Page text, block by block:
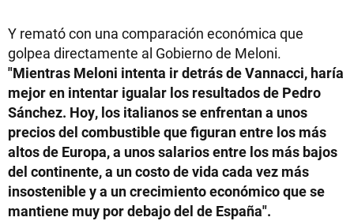
Y remató con una comparación económica que
golpea directamente al Gobierno de Meloni.
"Mientras Meloni intenta ir detrás de Vannacci, haría
mejor en intentar igualar los resultados de Pedro
Sánchez. Hoy, los italianos se enfrentan a unos
precios del combustible que figuran entre los más
altos de Europa, a unos salarios entre los más bajos
del continente, a un costo de vida cada vez más
insostenible y a un crecimiento económico que se
mantiene muy por debajo del de España".